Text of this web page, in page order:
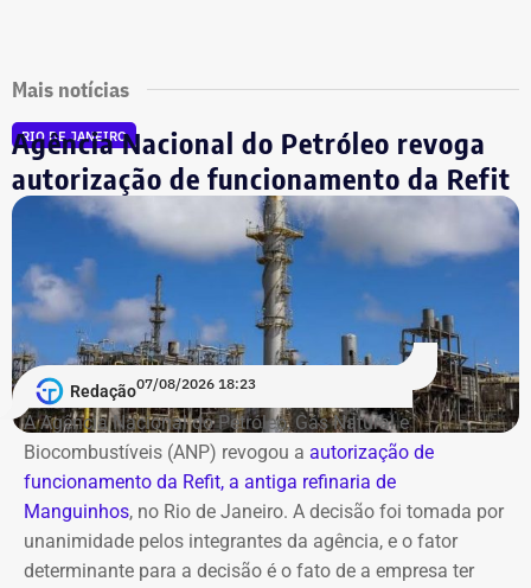
Mais notícias
RIO DE JANEIRO
Agência Nacional do Petróleo revoga
autorização de funcionamento da Refit
Redação07/08/2026 18:23
A Agência Nacional do Petróleo, Gás Natural e
Biocombustíveis (ANP) revogou a autorização de
funcionamento da Refit, a antiga refinaria de
Manguinhos, no Rio de Janeiro. A decisão foi tomada por
unanimidade pelos integrantes da agência, e o fator
determinante para a decisão é o fato de a empresa ter